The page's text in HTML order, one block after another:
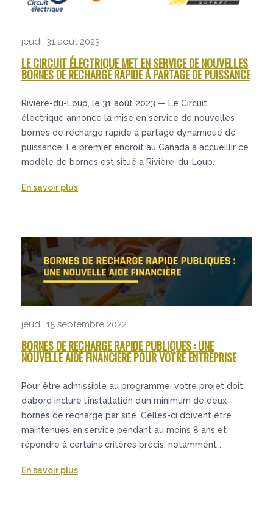
jeudi, 31 août 2023
LE CIRCUIT ÉLECTRIQUE MET EN SERVICE DE NOUVELLES
BORNES DE RECHARGE RAPIDE À PARTAGE DE PUISSANCE
Rivière-du-Loup, le 31 août 2023 — Le Circuit
électrique annonce la mise en service de nouvelles
bornes de recharge rapide à partage dynamique de
puissance. Le premier endroit au Canada à accueillir ce
modèle de bornes est situé à Rivière-du-Loup.
En savoir plus
jeudi, 15 septembre 2022
BORNES DE RECHARGE RAPIDE PUBLIQUES : UNE
NOUVELLE AIDE FINANCIÈRE POUR VOTRE ENTREPRISE
Pour être admissible au programme, votre projet doit
d’abord inclure l’installation d’un minimum de deux
bornes de recharge par site. Celles-ci doivent être
maintenues en service pendant au moins 8 ans et
répondre à certains critères précis, notamment :
En savoir plus